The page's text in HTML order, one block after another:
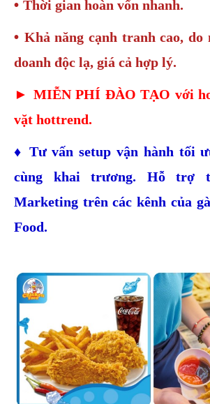
• Thời gian hoàn vốn nhanh.
• Khả năng cạnh tranh cao,
doanh độc lạ, giá cả hợp lý.
► MIỄN PHÍ ĐÀO TẠO với
vặt hottrend.
♦ Tư vấn setup vận hành tối
cùng khai trương. Hỗ trợ
Marketing trên các kênh của
Food.